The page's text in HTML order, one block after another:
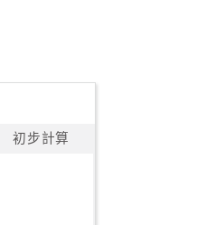
初步計算